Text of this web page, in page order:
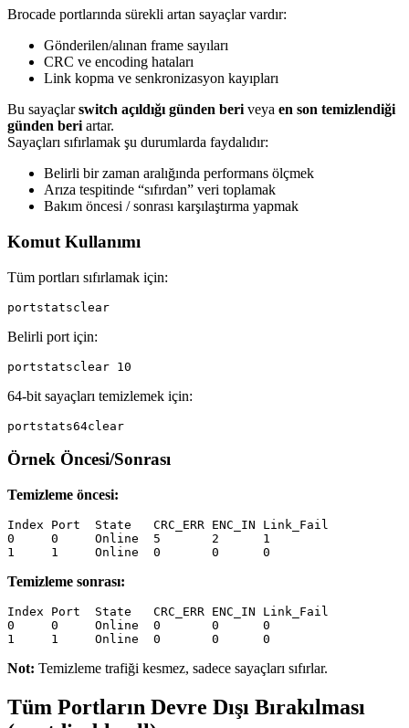
Brocade portlarında sürekli artan sayaçlar vardır:
Gönderilen/alınan frame sayıları
CRC ve encoding hataları
Link kopma ve senkronizasyon kayıpları
Bu sayaçlarswitch açıldığı günden beri veya en son temizlendiği
günden beri artar.
Sayaçları sıfırlamak şu durumlarda faydalıdır:
Belirli bir zaman aralığında performans ölçmek
Arıza tespitinde “sıfırdan” veri toplamak
Bakım öncesi / sonrası karşılaştırma yapmak
Komut Kullanımı
Tüm portları sıfırlamak için:
Belirli port için:
64-bit sayaçları temizlemek için:
Örnek Öncesi/Sonrası
Temizleme öncesi:
Index Port  State   CRC_ERR ENC_IN Link_Fail
0     0     Online  5       2      1
Temizleme sonrası:
Index Port  State   CRC_ERR ENC_IN Link_Fail
0     0     Online  0       0      0
Not: Temizleme trafiği kesmez, sadece sayaçları sıfırlar.
Tüm Portların Devre Dışı Bırakılması